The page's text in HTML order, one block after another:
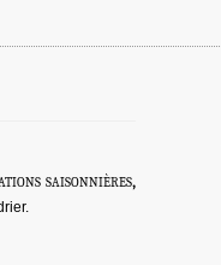
saisonnières,